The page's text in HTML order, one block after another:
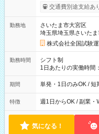
※勤務回数により昇
り！】 希望される場
例】 ・河合塾模擬試
×8時間＝日収10,400
円の場合あり ・国家
円（役割手当＋100円）
間】試用期間なし
交通費別途支給あ
勤務地
さいたま市大宮区
埼玉県埼玉県さいた
株式会社全国試験
勤務時間
シフト制
1日あたりの実働時
間は 試験により異
期間 単発・1日のみOK / 短
特徴 週1日からOK / 副業・
気になる！